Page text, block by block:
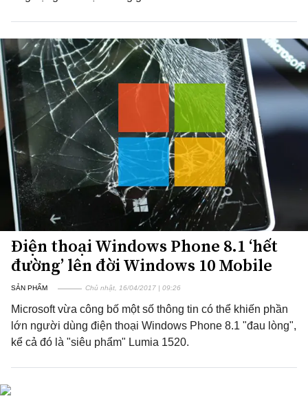
Điện thoại Windows Phone 8.1 ‘hết
đường’ lên đời Windows 10 Mobile
SẢN PHẨM Chủ nhật, 16/04/2017 | 09:26
Microsoft vừa công bố một số thông tin có thể khiến phần
lớn người dùng điện thoại Windows Phone 8.1 "đau lòng",
kể cả đó là "siêu phẩm" Lumia 1520.